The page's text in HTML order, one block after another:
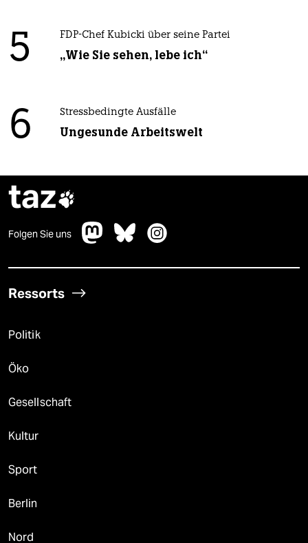
5 FDP-Chef Kubicki über seine Partei
„Wie Sie sehen, lebe ich“
6 Stressbedingte Ausfälle
Ungesunde Arbeitswelt
taz
Folgen Sie uns
Ressorts
Politik
Öko
Gesellschaft
Kultur
Sport
Berlin
Nord